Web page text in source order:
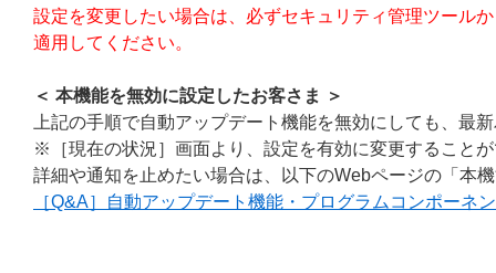
設定を変更したい場合は、必ずセキュリティ管理ツール
適用してください。
＜ 本機能を無効に設定したお客さま ＞
上記の手順で自動アップデート機能を無効にしても、最
※［現在の状況］画面より、設定を有効に変更すること
詳細や通知を止めたい場合は、以下のWebページの「本
［Q&A］自動アップデート機能・プログラムコンポーネ